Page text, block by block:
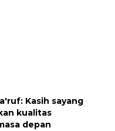
Kasih sayang
kualitas
depan